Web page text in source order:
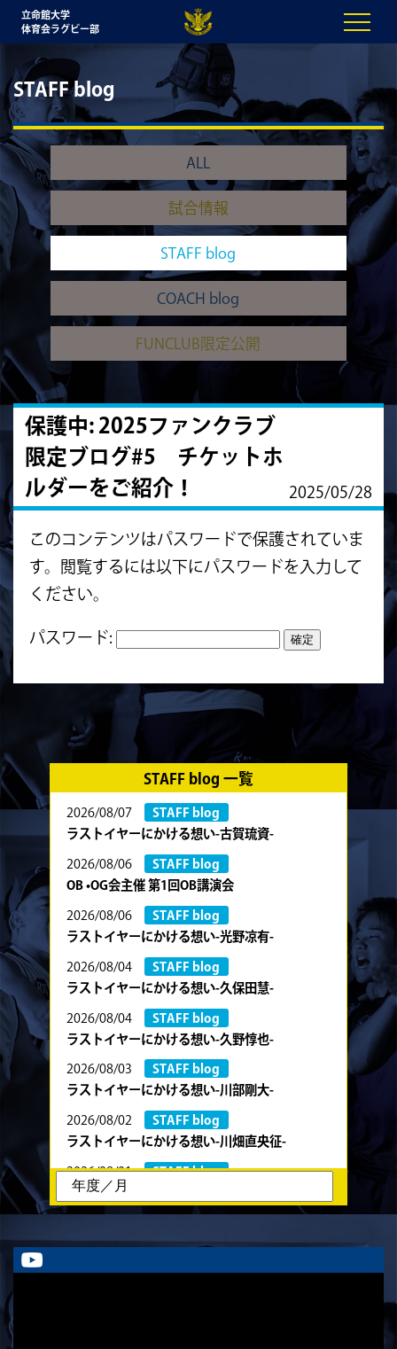
立命館大学
体育会ラグビー部
STAFF blog
ALL
試合情報
STAFF blog
COACH blog
FUNCLUB限定公開
保護中: 2025ファンクラブ
限定ブログ#5 チケットホ
ルダーをご紹介！
2025/05/28
このコンテンツはパスワードで保護されていま
す。閲覧するには以下にパスワードを入力して
ください。
パスワード:
STAFF blog 一覧
2026/08/07
STAFF blog
ラストイヤーにかける想い-古賀琉資-
2026/08/06
STAFF blog
OB •OG会主催 第1回OB講演会
2026/08/06
STAFF blog
ラストイヤーにかける想い-光野凉有-
2026/08/04
STAFF blog
ラストイヤーにかける想い-久保田慧-
2026/08/04
STAFF blog
ラストイヤーにかける想い-久野惇也-
2026/08/03
STAFF blog
ラストイヤーにかける想い-川部剛大-
2026/08/02
STAFF blog
ラストイヤーにかける想い-川畑直央征-
2026/08/01
STAFF blog
ラストイヤーにかける想い-香山創祐-
ラストイヤーにかける想い-金本亮斗-
2026/07/30
STAFF blog